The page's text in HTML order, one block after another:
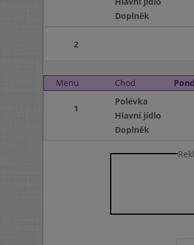
Doplněk
2
Menu
Chod
1
Polévka
Hlavní jídlo
Doplněk